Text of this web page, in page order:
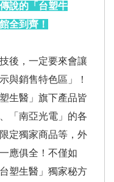
說的「台塑牛
全到齊！
後，一定要來會讓
與銷售特色區」！
生醫」旗下產品皆
「南亞光電」的各
定獨家商品等，外
應俱全！不僅如
塑生醫」獨家秘方